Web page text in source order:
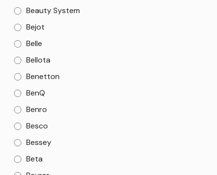
Beauty System
Bejot
Belle
Bellota
Benetton
BenQ
Benro
Besco
Bessey
Beta